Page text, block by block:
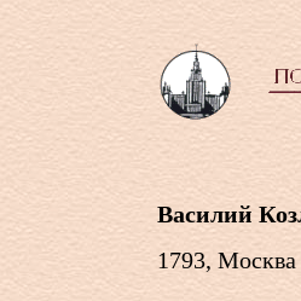
Василий
1793, Москва